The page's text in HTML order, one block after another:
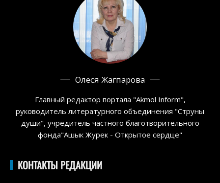
Олеся Жагпарова
Главный редактор портала "Akmol Inform",
руководитель литературного объединения "Струны
души", учредитель частного благотворительного
фонда"Ашык Журек - Открытое сердце"
КОНТАКТЫ РЕДАКЦИИ